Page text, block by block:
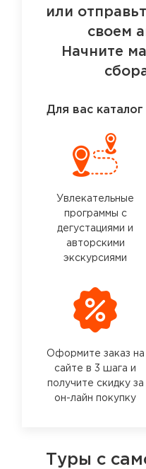
или
своем
Начните
Для вас
Увлекательные
программы с
дегустациями и
авторскими
экскурсиями
Оформите заказ на
сайте в 3 шага и
получите скидку за
он-лайн покупку
Туры с